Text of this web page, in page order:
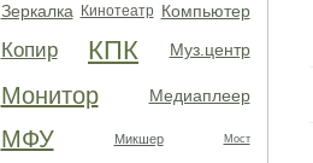
Зеркалка Кинотеатр Компьютер
Копир КПК Муз.центр
Монитор Медиаплеер
МФУ Микшер Мост